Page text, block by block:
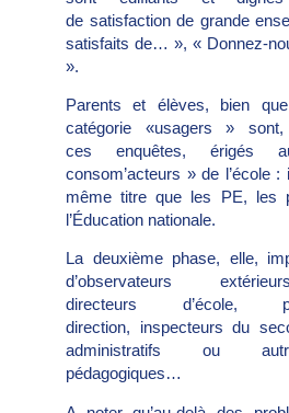
de satisfaction de grande
satisfaits de… », « Donnez-
».
Parents et élèves, bien
catégorie «usagers »
ces enquêtes,
consom’acteurs » de l’école
même titre que les PE, les
l’Éducation nationale.
La deuxième phase, elle,
d’observateurs
directeurs d’école,
direction, inspecteurs du
administratifs ou
pédagogiques…